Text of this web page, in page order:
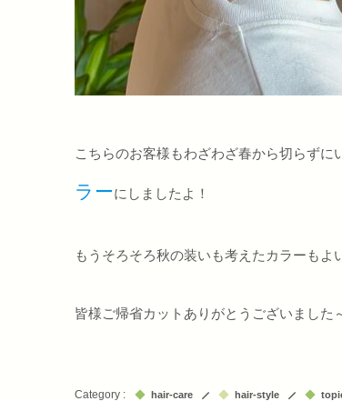
こちらのお客様もわざわざ春から切らず
ラーにしましたよ！
もうそろそろ秋の装いも考えたカラーもよ
皆様ご帰省カットありがとうございました
hair-care hair-style